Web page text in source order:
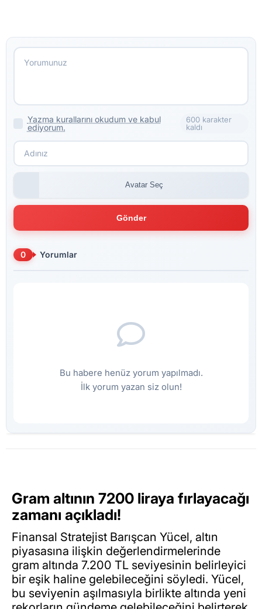
Yazma kurallarını okudum ve kabul
ediyorum.
600 karakter
kaldı
Avatar Seç
Gönder
0 Yorumlar
Bu habere henüz yorum yapılmadı.
İlk yorum yazan siz olun!
Gram altının 7200 liraya fırlayacağı
zamanı açıkladı!
Finansal Stratejist Barışcan Yücel, altın
piyasasına ilişkin değerlendirmelerinde
gram altında 7.200 TL seviyesinin belirleyici
bir eşik haline gelebileceğini söyledi. Yücel,
bu seviyenin aşılmasıyla birlikte altında yeni